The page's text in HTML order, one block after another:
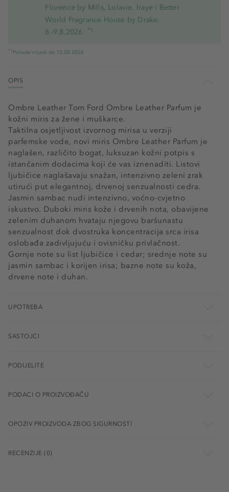
Florence by Mills, Lolavie, Iraye i Better
World Fragrance House by Drake.
8.-9.8.2026. *1
*1 Ponuda vrijedi do 10.08.2026
OPIS
Ombre Leather Tom Ford Ombre Leather Parfum je
kožni miris za žene i muškarce.
Taktilna osjetljivost izvornog mirisa u verziji
parfemske vode, novi miris Ombre Leather Parfum je
naglašen, različito bogat, luksuzan kožni potpis s
istančanim dodacima koji će vas iznenaditi. Listovi
ljubičice naglašavaju snažan, intenzivno zeleni zrak
utirući put elegantnoj, drvenoj senzualnosti cedra.
Jasmin sambac nudi intenzivno, voćno-cvjetno
iskustvo. Duboki miris kože i drvenih nota, obavijene
zelenim duhanom hvataju njegovu baršunastu
senzualnost dok dvostruka koncentracija srca irisa
oslobađa zadivljujuću i ovisničku privlačnost.
Gornje note su list ljubičice i cedar; srednje note su
jasmin sambac i korijen irisa; bazne note su koža,
drvene note i duhan.
UPOTREBA
SASTOJCI
PODIJELITE
PODACI O PROIZVOĐAČU
OPOZIV PROIZVODA ZBOG SIGURNOSTI
RECENZIJE (0)